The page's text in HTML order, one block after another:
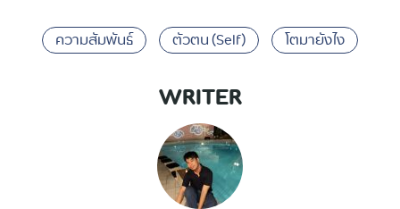
ความสัมพันธ์ ตัวตน (Self) โตมายังไง
WRITER